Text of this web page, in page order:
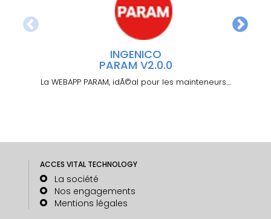
INGENICO
PARAM V2.0.0
La WEBAPP PARAM, idÃ©al pour les mainteneurs....
ACCES VITAL TECHNOLOGY
La société
Nos engagements
Mentions légales